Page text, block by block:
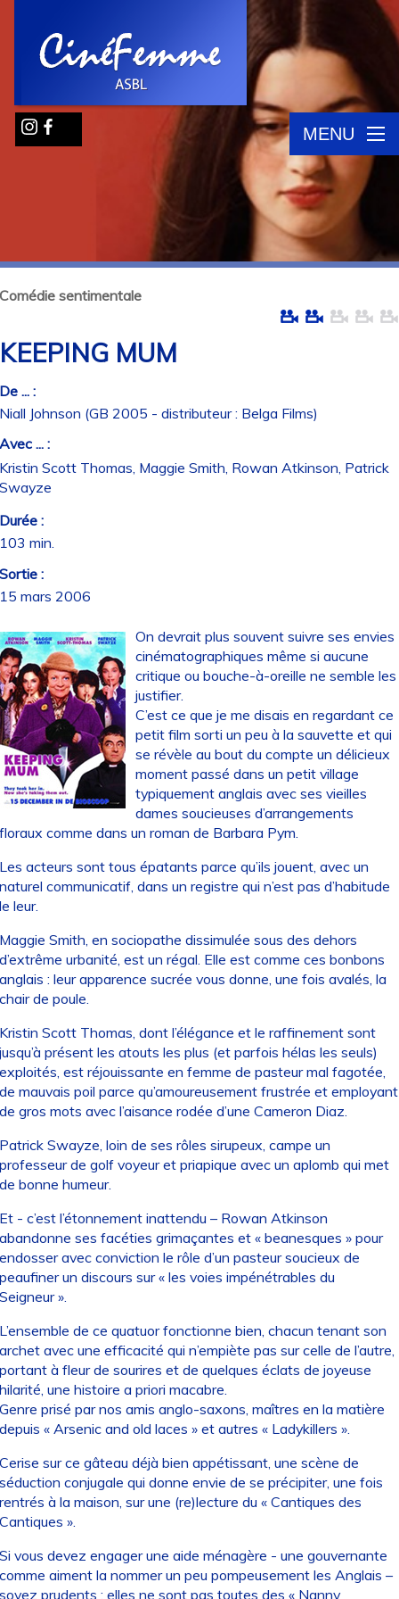
MENU
sentimentale
MUM
... :
Johnson (GB 2005 - distributeur : Belga Films)
... :
Scott Thomas, Maggie Smith, Rowan Atkinson, Patrick
:
min.
:
mars 2006
On devrait plus souvent suivre ses envies
cinématographiques même si aucune
critique ou bouche-à-oreille ne semble les
justifier.
C’est ce que je me disais en regardant ce
petit film sorti un peu à la sauvette et qui
se révèle au bout du compte un délicieux
moment passé dans un petit village
typiquement anglais avec ses vieilles
dames soucieuses d’arrangements
comme dans un roman de Barbara Pym.
acteurs sont tous épatants parce qu’ils jouent, avec un
communicatif, dans un registre qui n’est pas d’habitude
leur.
Smith, en sociopathe dissimulée sous des dehors
urbanité, est un régal. Elle est comme ces bonbons
: leur apparence sucrée vous donne, une fois avalés, la
de poule.
Scott Thomas, dont l’élégance et le raffinement sont
présent les atouts les plus (et parfois hélas les seuls)
est réjouissante en femme de pasteur mal fagotée,
mauvais poil parce qu’amoureusement frustrée et employant
gros mots avec l’aisance rodée d’une Cameron Diaz.
Swayze, loin de ses rôles sirupeux, campe un
de golf voyeur et priapique avec un aplomb qui met
bonne humeur.
- c’est l’étonnement inattendu – Rowan Atkinson
ses facéties grimaçantes et « beanesques » pour
avec conviction le rôle d’un pasteur soucieux de
un discours sur « les voies impénétrables du
».
de ce quatuor fonctionne bien, chacun tenant son
avec une efficacité qui n’empiète pas sur celle de l’autre,
à fleur de sourires et de quelques éclats de joyeuse
une histoire a priori macabre.
prisé par nos amis anglo-saxons, maîtres en la matière
« Arsenic and old laces » et autres « Ladykillers ».
sur ce gâteau déjà bien appétissant, une scène de
conjugale qui donne envie de se précipiter, une fois
à la maison, sur une (re)lecture du « Cantiques des
».
vous devez engager une aide ménagère - une gouvernante
aiment la nommer un peu pompeusement les Anglais –
prudents : elles ne sont pas toutes des « Nanny